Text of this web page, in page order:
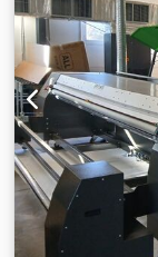
increíblemente
está disponible
área máxima de
modelo
de 6, 8, 10 y 12
de 51 x 51 cm